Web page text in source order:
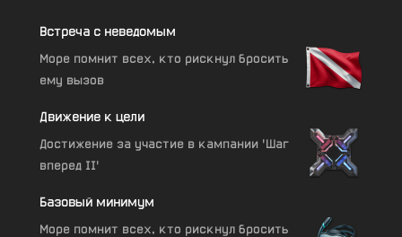
Встреча с неведомым
Море помнит всех, кто рискнул бросить
ему вызов
Движение к цели
Достижение за участие в кампании 'Шаг
вперед II'
Базовый минимум
Море помнит всех, кто рискнул бросить